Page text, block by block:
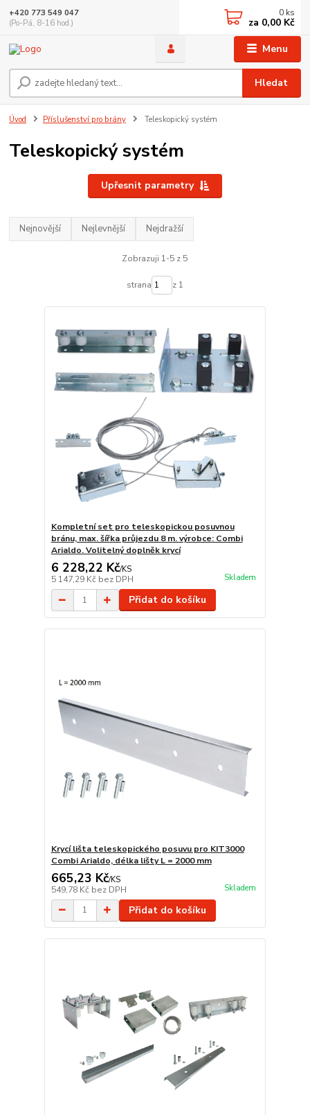
Menu
Hledat
+420 773 549 047
(Po-Pá, 8-16 hod.)
0 ks
za 0,00 Kč
Úvod Příslušenství pro brány Teleskopický systém
Teleskopický systém
Upřesnit parametry
Nejnovější Nejlevnější Nejdražší
Zobrazuji 1-5 z 5
strana z 1
Kompletní set pro teleskopickou posuvnou
bránu, max. šířka průjezdu 8 m. výrobce: Combi
Arialdo. Volitelný doplněk krycí
6 228,22 Kč/KS
5 147,29 Kč bez DPH Skladem
Přidat do košíku
Krycí lišta teleskopického posuvu pro KIT3000
Combi Arialdo, délka lišty L = 2000 mm
665,23 Kč/KS
549,78 Kč bez DPH Skladem
Přidat do košíku